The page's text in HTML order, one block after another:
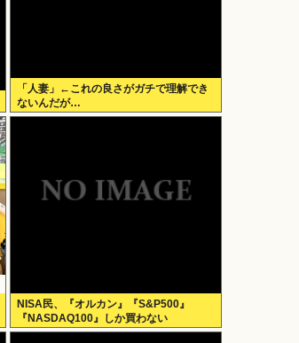
「人妻」←これの良さがガチで理解でき
ないんだが…
NISA民、『オルカン』『S&P500』
『NASDAQ100』しか買わない